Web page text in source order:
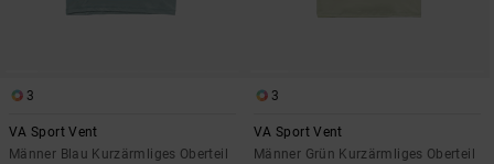
3
VA Sport Vent
Männer Blau Kurzärmliges Oberteil
3
VA Sport Vent
Männer Grün Kurzärmliges Oberteil